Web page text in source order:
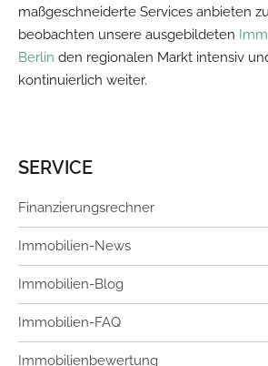
maßgeschneiderte Services anbieten
beobachten unsere ausgebildeten
Berlin den regionalen Markt intensiv
kontinuierlich weiter.
SERVICE
Finanzierungsrechner
Immobilien-News
Immobilien-Blog
Immobilien-FAQ
Immobilienbewertung